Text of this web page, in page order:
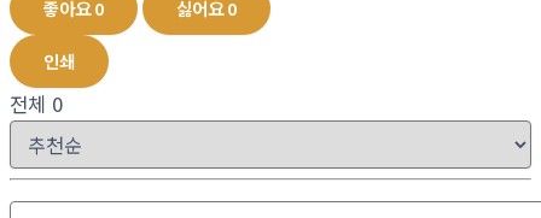
좋아요0 싫어요0
인쇄
전체 0